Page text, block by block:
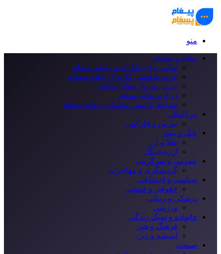
منو
پیغام و پسغام
تماس و ارتباط با تیم پیغام پسغام
حریم شخصی کاربران پیغام پسغام
خرید رپورتاژ پیغام پسغام
درباره پیغام پسغام
شرایط بازنشر محتوا در پیغام پسغام
بین‌المللی
بورس و فارکس
بانک و بیمه
طلا و ارز
ارزدیجیتال
عمومی و سرگرمی
گردشگری و مهاجرت
سیاسی و اجتماعی
حقوقی و قضایی
پزشکی و زیبایی
ورزشی
خانواده و سبک زندگی
فرهنگ و هنر
اندیشه و دین
صنعت